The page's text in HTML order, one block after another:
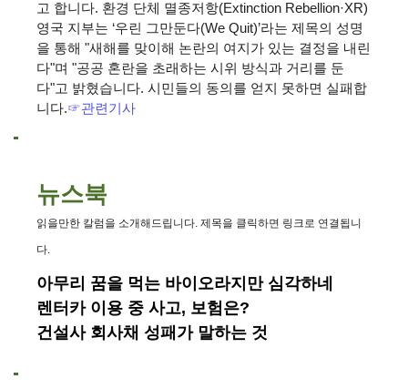
고 합니다. 환경 단체 멸종저항(Extinction Rebellion·XR)
영국 지부는 ‘우린 그만둔다(We Quit)’라는 제목의 성명
을 통해 "새해를 맞이해 논란의 여지가 있는 결정을 내린
다"며 "공공 혼란을 초래하는 시위 방식과 거리를 둔
다"고 밝혔습니다. 시민들의 동의를 얻지 못하면 실패합
니다.☞관련기사
뉴스북
읽을만한 칼럼을 소개해드립니다. 제목을 클릭하면 링크로 연결됩니
다.
아무리 꿈을 먹는 바이오라지만 심각하네
렌터카 이용 중 사고, 보험은?
건설사 회사채 성패가 말하는 것